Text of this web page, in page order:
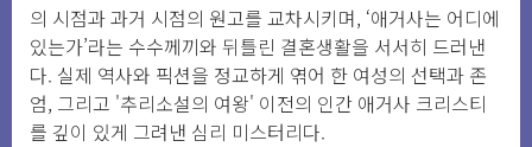
의 시점과 과거 시점의 원고를 교차시키며, ‘애거사는 어디에
있는가’라는 수수께끼와 뒤틀린 결혼생활을 서서히 드러낸
다. 실제 역사와 픽션을 정교하게 엮어 한 여성의 선택과 존
엄, 그리고 '추리소설의 여왕' 이전의 인간 애거사 크리스티
를 깊이 있게 그려낸 심리 미스터리다.